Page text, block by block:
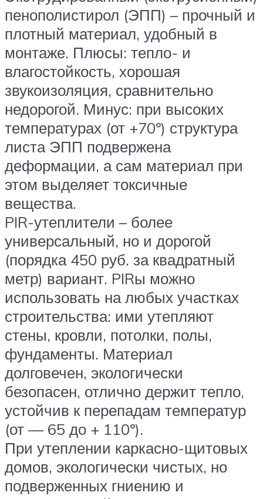
пенополистирол (ЭПП) – прочный и
плотный материал, удобный в
монтаже. Плюсы: тепло- и
влагостойкость, хорошая
звукоизоляция, сравнительно
недорогой. Минус: при высоких
температурах (от +70º) структура
листа ЭПП подвержена
деформации, а сам материал при
этом выделяет токсичные
вещества.
PIR-утеплители – более
универсальный, но и дорогой
(порядка 450 руб. за квадратный
метр) вариант. PIRы можно
использовать на любых участках
строительства: ими утепляют
стены, кровли, потолки, полы,
фундаменты. Материал
долговечен, экологически
безопасен, отлично держит тепло,
устойчив к перепадам температур
(от — 65 до + 110º).
При утеплении каркасно-щитовых
домов, экологически чистых, но
подверженных гниению и